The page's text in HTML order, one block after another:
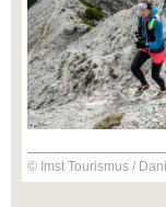
© Imst Tourismus /